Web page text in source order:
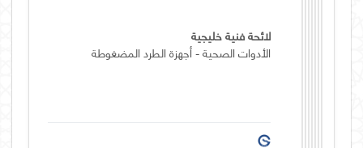
لائحة فنية خليجية
الأدوات الصحية - أجهزة الطرد المضغوطة